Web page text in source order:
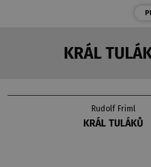
KRÁL
Rudolf Friml
KRÁL TULÁKŮ